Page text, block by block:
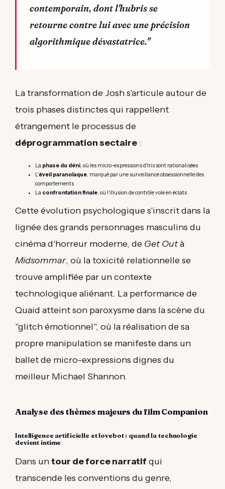
contemporain, dont l'hubris se
retourne contre lui avec une précision
algorithmique dévastatrice."
La transformation de Josh s'articule autour de
trois phases distinctes qui rappellent
étrangement le processus de
déprogrammation sectaire :
La phase du déni, où les micro-expressions d'Iris sont rationalisées
L'éveil paranoïaque, marqué par une surveillance obsessionnelle des
comportements
La confrontation finale, où l'illusion de contrôle vole en éclats
Cette évolution psychologique s'inscrit dans la
lignée des grands personnages masculins du
cinéma d'horreur moderne, de Get Outà
Midsommar, où la toxicité relationnelle se
trouve amplifiée par un contexte
technologique aliénant. La performance de
Quaid atteint son paroxysme dans la scène du
"glitch émotionnel", où la réalisation de sa
propre manipulation se manifeste dans un
ballet de micro-expressions dignes du
meilleur Michael Shannon.
Analyse des thèmes majeurs du film Companion
Intelligence artificielle et lovebot : quand la technologie
devient intime
Dans untour de force narratif qui
transcende les conventions du genre,